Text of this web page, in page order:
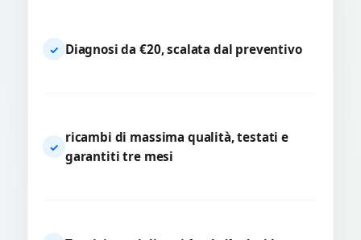
✓ Diagnosi da €20, scalata dal preventivo
✓
ricambi di massima qualità, testati e
garantiti tre mesi